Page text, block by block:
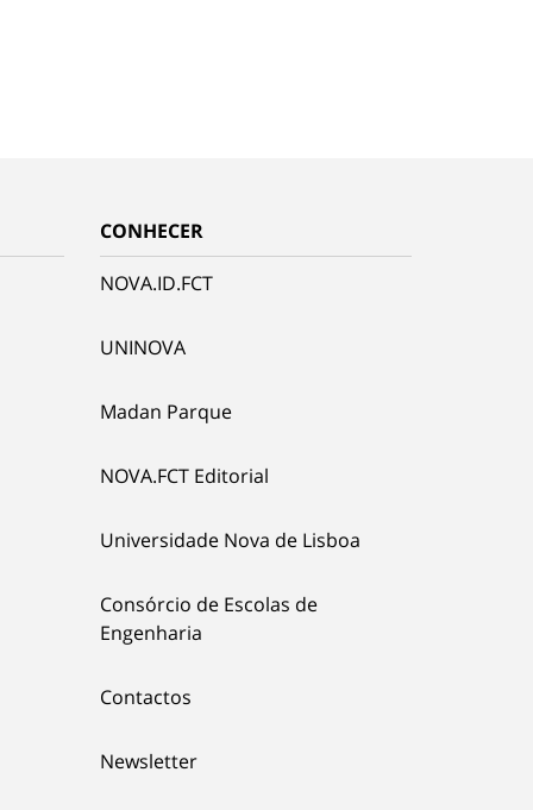
CONHECER
NOVA.ID.FCT
UNINOVA
Madan Parque
NOVA.FCT Editorial
Universidade Nova de Lisboa
Consórcio de Escolas de
Engenharia
Contactos
Newsletter